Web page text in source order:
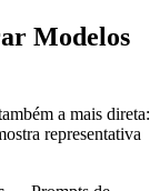
Modelos
a mais direta:
representativa